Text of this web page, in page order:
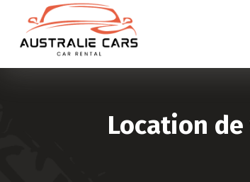
Location